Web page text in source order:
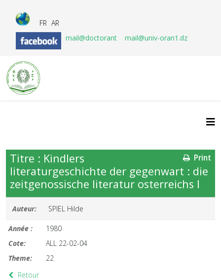
FR AR
mail@doctorant
mail@univ-oran1.dz
Print
Titre : Kindlers
literaturgeschichte der gegenwart : die
zeitgenossische literatur osterreichs I
Auteur: SPIEL Hilde
Année :
1980
Cote:
ALL 22-02-04
Theme:
22
Retour